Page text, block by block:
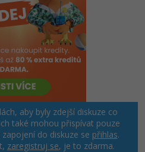
aby byly zdejší diskuze co
také mohou přispívat pouze
do diskuze se přihlas.
zaregistruj se, je to zdarma.